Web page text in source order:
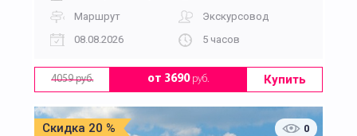
Маршрут
Экскурсовод
08.08.2026
5 часов
4059 руб. от 3690руб. Купить
Скидка 20 % 0